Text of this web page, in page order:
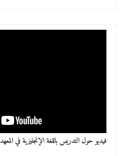
فيديو حول التدريس باللغة الإنجليزية في المعهد